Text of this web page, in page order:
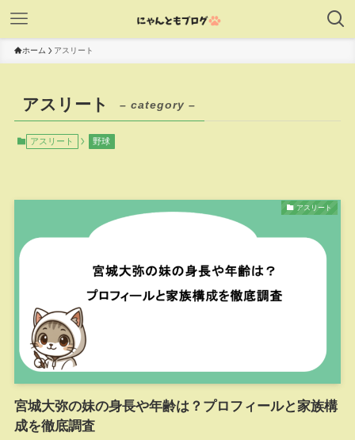
ホーム アスリート
アスリート – category –
アスリート 野球
アスリート
宮城大弥の妹の身長や年齢は？プロフィールと家族構
成を徹底調査